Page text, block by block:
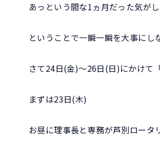
あっという間な1ヵ月だった気が
ということで一瞬一瞬を大事に
さて24日(金)～26日(日)にかけて
まずは23日(木)
お昼に理事長と専務が芦別ロータ